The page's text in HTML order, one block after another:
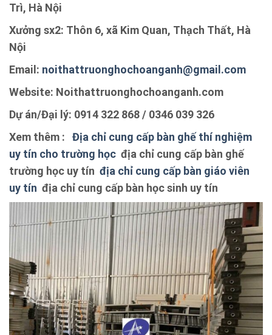
Trì, Hà Nội
Xưởng sx2: Thôn 6, xã Kim Quan, Thạch Thất, Hà
Nội
Email: noithattruonghochoanganh@gmail.com
Website: Noithattruonghochoanganh.com
Dự án/Đại lý: 0914 322 868 / 0346 039 326
Xem thêm : Địa chỉ cung cấp bàn ghế thí nghiệm
uy tín cho trường học địa chỉ cung cấp bàn ghế
trường học uy tín địa chỉ cung cấp bàn giáo viên
uy tín địa chỉ cung cấp bàn học sinh uy tín